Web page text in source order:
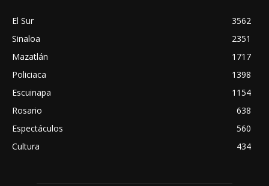
El Sur
3562
Sinaloa
2351
Mazatlán
1717
Policiaca
1398
Escuinapa
1154
Rosario
638
Espectáculos
560
Cultura
434